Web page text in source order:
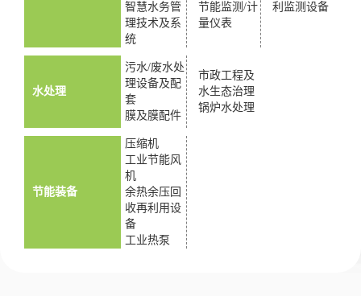
智慧水务管
理技术及系
统
节能监测/计
量仪表
利监测设备
水处理
污水/废水处
理设备及配
套
膜及膜配件
市政工程及
水生态治理
锅炉水处理
节能装备
压缩机
工业节能风
机
余热余压回
收再利用设
备
工业热泵